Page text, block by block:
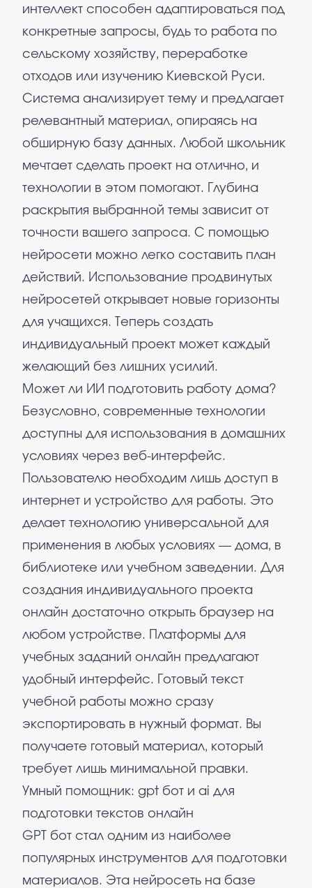
интеллект способен адаптироваться под
конкретные запросы, будь то работа по
сельскому хозяйству, переработке
отходов или изучению Киевской Руси.
Система анализирует тему и предлагает
релевантный материал, опираясь на
обширную базу данных. Любой школьник
мечтает сделать проект на отлично, и
технологии в этом помогают. Глубина
раскрытия выбранной темы зависит от
точности вашего запроса. С помощью
нейросети можно легко составить план
действий. Использование продвинутых
нейросетей открывает новые горизонты
для учащихся. Теперь создать
индивидуальный проект может каждый
желающий без лишних усилий.
Может ли ИИ подготовить работу дома?
Безусловно, современные технологии
доступны для использования в домашних
условиях через веб-интерфейс.
Пользователю необходим лишь доступ в
интернет и устройство для работы. Это
делает технологию универсальной для
применения в любых условиях — дома, в
библиотеке или учебном заведении. Для
создания индивидуального проекта
онлайн достаточно открыть браузер на
любом устройстве. Платформы для
учебных заданий онлайн предлагают
удобный интерфейс. Готовый текст
учебной работы можно сразу
экспортировать в нужный формат. Вы
получаете готовый материал, который
требует лишь минимальной правки.
Умный помощник: gpt бот и ai для
подготовки текстов онлайн
GPT бот стал одним из наиболее
популярных инструментов для подготовки
материалов. Эта нейросеть на базе